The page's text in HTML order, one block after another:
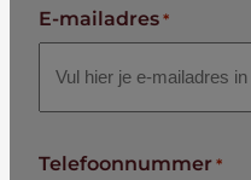
E-mailadres *
Telefoonnummer *